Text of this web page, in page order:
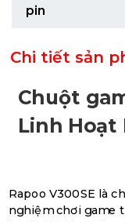
pin
Chi tiết sản
Chuột
Linh Hoạt
Rapoo V300SE là
nghiệm chơi game